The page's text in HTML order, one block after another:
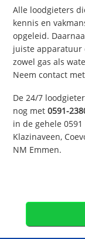
Alle loodgieters
kennis en
opgeleid.
juiste apparatuur
zowel gas als
Neem contact
De 24/7
nog met0591-
in de gehele
Klazinaveen,
NM Emmen.